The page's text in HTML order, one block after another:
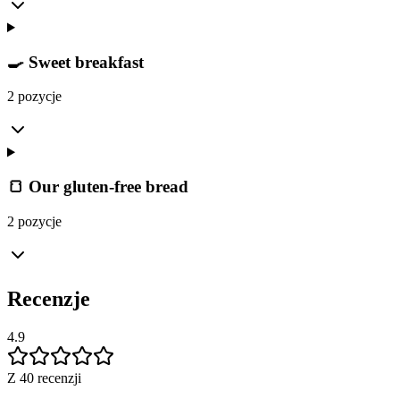
🍳 Sweet breakfast
2 pozycje
🍞 Our gluten-free bread
2 pozycje
Recenzje
4.9
Z 40 recenzji